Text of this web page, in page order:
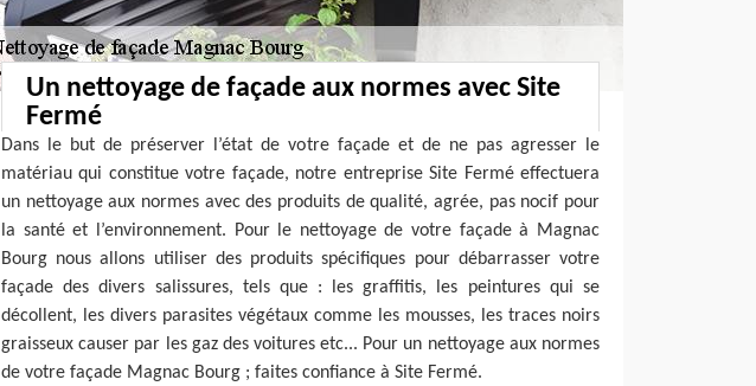
Un nettoyage de façade aux normes avec Site
Fermé
Dans le but de préserver l’état de votre façade et de ne pas agresser le
matériau qui constitue votre façade, notre entreprise Site Fermé effectuera
un nettoyage aux normes avec des produits de qualité, agrée, pas nocif pour
la santé et l’environnement. Pour le nettoyage de votre façade à Magnac
Bourg nous allons utiliser des produits spécifiques pour débarrasser votre
façade des divers salissures, tels que : les graffitis, les peintures qui se
décollent, les divers parasites végétaux comme les mousses, les traces noirs
graisseux causer par les gaz des voitures etc... Pour un nettoyage aux normes
de votre façade Magnac Bourg ; faites confiance à Site Fermé.